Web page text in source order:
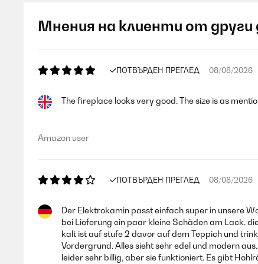
Мнения на клиенти от други
ПОТВЪРДЕН ПРЕГЛЕД 08/08/2026
The fireplace looks very good. The size is as
Amazon user
ПОТВЪРДЕН ПРЕГЛЕД 08/08/2026
Der Elektrokamin passt einfach super in unsere
bei Lieferung ein paar kleine Schäden am Lack,
kalt ist auf stufe 2 davor auf dem Teppich und
Vordergrund. Alles sieht sehr edel und modern
leider sehr billig, aber sie funktioniert. Es gibt